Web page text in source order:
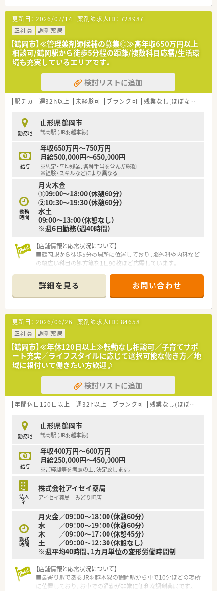
【募集背景と求める人物像について】
■今回の採用は店舗の体制強化を目的とした欠員補充であり意
欲的な方を幅広く募集しています。
■若手から新しい環境に柔軟に適応できるベテラン層まで幅広
い世代の応募を歓迎しています。
■患者様に寄り添った丁寧な服薬指導ができ地域医療に貢献し
たいという強い熱意を持つ方を探しています。
【法人特徴について】
■新潟県と山形県を中心に100店舗以上の調剤薬局を展開して
いる地域密着型の企業です。
あり安定した経営基盤を持っています。
■健康サポート薬局の運営を通じて地域住民の皆様の健康を総
合的に支える役割を担っています。
【職場環境と雰囲気】
■経験豊富なスタッフが多数在籍しており分からないことがあ
ってもすぐに質問や相談ができる環境です。
■常時2名体制以上の薬剤師在席の店舗のため、安心感ある勤務
体制の中で働けます◎
■産休や育休の取得率が100パーセントでありライフステージ
の変化に合わせて長く働ける職場です。
更新日： 2026/07/14 薬剤師求人ID： 728987
正社員
調剤薬局
【鶴岡市】≪管理薬剤師候補の募集◎≫高年収650万円以上
相談可/鶴岡駅から徒歩5分程の距離/複数科目応需/生活環
境も充実しているエリアです。
検討リストに追加
駅チカ 週32h以上 未経験可 ブランク可 残業なし(ほぼなし含む)
勤務地
山形県 鶴岡市
鶴岡駅 (JR羽越本線)
給与
年収650万円～750万円
月給500,000円～650,000円
※想定・平均残業、各種手当を含んだ総額
※経験・スキルなどにより異なる
勤務
時間
月火木金
①09:00～18:00（休憩60分）
②10:30～19:30（休憩60分）
水土
09:00～13:00（休憩なし）
※週6日勤務（週40時間）
【店舗情報と応需状況について】
■鶴岡駅から徒歩5分の場所に位置しており、脳外科や内科など
の幅広い科目の処方箋を1日90枚ほど応需しています。
まで幅広い層の患者様が来局される活気ある店舗です。
■最新のネット予約システムを導入することで、待ち時間の短縮
と効率的な調剤業務の両立を実現している薬局です。
【法人特徴について】
■単なる調剤業務の枠を超えて、地域住民の健康を総合的にサポ
ートするトータルヘルスケアの提供を目指しています。
■病気になってからの対応だけでなく、予防や維持増進といった
手前のステージからの貢献を大切にしている法人です。
■患者様の利便性向上を目指してIT活用を積極的に進めており、
スムーズな薬の受け取りが可能な環境を整えています。
【想定される業務内容】
■門前のクリニックから受け付ける処方箋の調剤や監査をメイ
ンに、丁寧な服薬指導を通じて患者様をサポートします。
ミュニケーションを大切にしたい方に最適な職場です。
■医薬品の適切な管理や在庫調整など、薬局運営に関わる幅広い
業務に携わりながら薬剤師としての職能を発揮します。
詳細を見る お問い合わせ
更新日： 2026/06/26 薬剤師求人ID： 84658
正社員
調剤薬局
【鶴岡市】≪年休120日以上≫転勤なし相談可／子育てサポ
ート充実／ライフスタイルに応じて選択可能な働き方／地
域に根付いて働きたい方歓迎♪
検討リストに追加
年間休日120日以上 週32h以上 ブランク可 残業なし(ほぼなし含む)
勤務地
山形県 鶴岡市
鶴岡駅 (JR羽越本線)
給与
年収400万円～600万円
月給250,000円～450,000円
※ご経験等を考慮の上、決定致します。
法人
名
株式会社アイセイ薬局
アイセイ薬局 みどり町店
勤務
時間
月火金／09：00～18：00（休憩60分）
水 ／09：00～19：00（休憩60分）
木 ／09：00～17：00（休憩45分）
土 ／09：00～12：30（休憩なし）
※週平均40時間、1カ月単位の変形労働時間制
【店舗情報と応需状況について】
■最寄り駅であるJR羽越本線の鶴岡駅から車で10分ほどの場所
に位置しており、お車での通勤が非常に便利な調剤薬局です。